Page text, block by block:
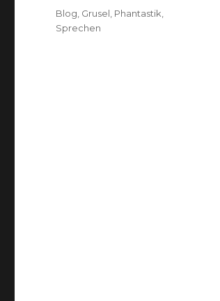
am
Kategorien
Blog Grusel Phantastik
Sprechen